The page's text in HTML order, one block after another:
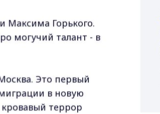
Максима Горького.
могучий талант - в
Это первый
в новую
террор